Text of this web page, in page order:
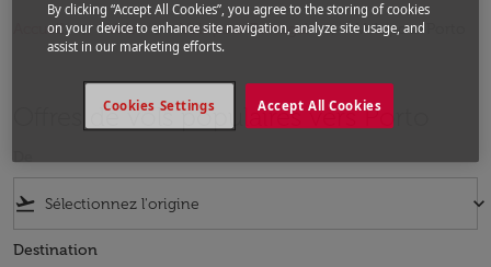
Accueil Vols Vols pour Portugal Vols pour Porto
Offres de vols populaires vers Porto
flight_takeoff keyboard_arrow_down
Destination
By clicking “Accept All Cookies”, you agree to the storing of cookies
on your device to enhance site navigation, analyze site usage, and
assist in our marketing efforts.
Accept All Cookies
Cookies Settings